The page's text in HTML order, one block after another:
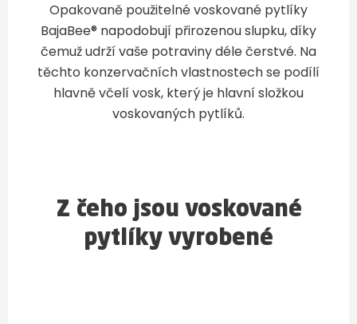
Opakovaně použitelné voskované pytlíky
BajaBee® napodobují přirozenou slupku, díky
čemuž udrží vaše potraviny déle čerstvé. Na
těchto konzervačních vlastnostech se podílí
hlavně včelí vosk, který je hlavní složkou
voskovaných pytlíků.
Z čeho jsou voskované
pytlíky vyrobené